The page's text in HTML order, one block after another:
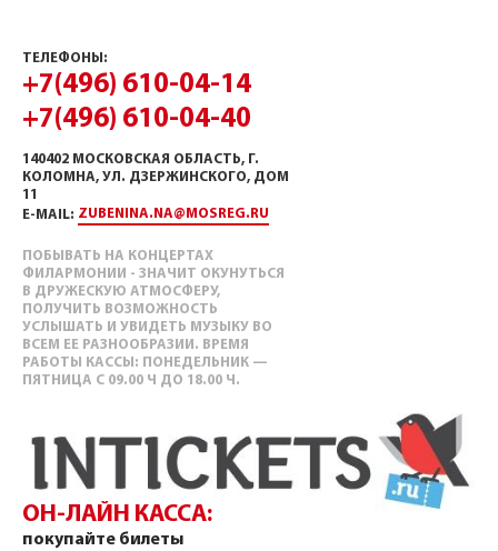
ТЕЛЕФОНЫ:
+7(496) 610-04-14
+7(496) 610-04-40
140402 МОСКОВСКАЯ ОБЛАСТЬ, Г.
КОЛОМНА, УЛ. ДЗЕРЖИНСКОГО, ДОМ
11
E-MAIL: ZUBENINA.NA@MOSREG.RU
ПОБЫВАТЬ НА КОНЦЕРТАХ
ФИЛАРМОНИИ - ЗНАЧИТ ОКУНУТЬСЯ
В ДРУЖЕСКУЮ АТМОСФЕРУ,
ПОЛУЧИТЬ ВОЗМОЖНОСТЬ
УСЛЫШАТЬ И УВИДЕТЬ МУЗЫКУ ВО
ВСЕМ ЕЕ РАЗНООБРАЗИИ. ВРЕМЯ
РАБОТЫ КАССЫ: ПОНЕДЕЛЬНИК —
ПЯТНИЦА С 09.00 Ч ДО 18.00 Ч.
ОН-ЛАЙН КАССА:
покупайте билеты